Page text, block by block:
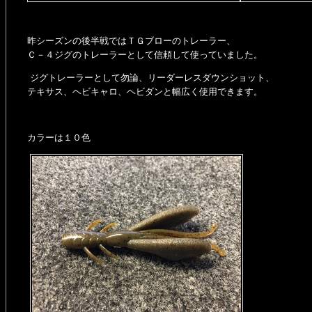
昨シーズンの後半戦ではＴＧブローのトレーラー、
Ｃ－４ジグのトレーラーとして信頼して使っていました。
ジグトレーラーとして勿論、リーダーレスダウンショット、
テキサス、ヘビキャロ、ヘビダンと幅広く使用できます。
カラーは１０色